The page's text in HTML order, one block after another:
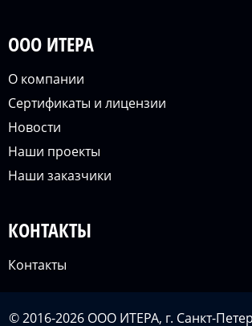
ООО ИТЕРА
О компании
Сертификаты и лицензии
Новости
Наши проекты
Наши заказчики
КОНТАКТЫ
Контакты
© 2016-2026 ООО ИТЕРА, г. Санкт-